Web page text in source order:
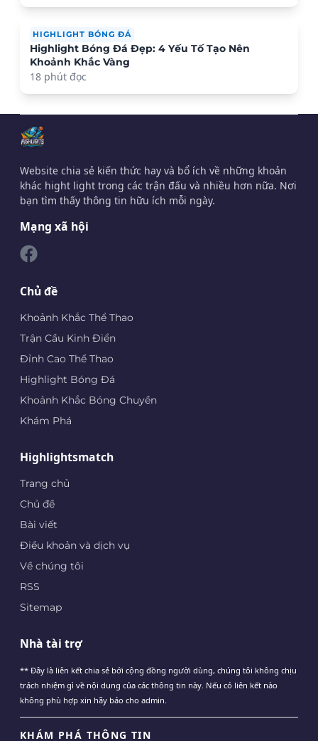
HIGHLIGHT BÓNG ĐÁ
Highlight Bóng Đá Đẹp: 4 Yếu Tố Tạo Nên
Khoảnh Khắc Vàng
18 phút đọc
Website chia sẻ kiến thức hay và bổ ích về những khoản
khác hight light trong các trận đấu và nhiều hơn nữa. Nơi
bạn tìm thấy thông tin hữu ích mỗi ngày.
Mạng xã hội
Chủ đề
Khoảnh Khắc Thể Thao
Trận Cầu Kinh Điển
Đỉnh Cao Thể Thao
Highlight Bóng Đá
Khoảnh Khắc Bóng Chuyền
Khám Phá
Highlightsmatch
Trang chủ
Chủ đề
Bài viết
Điều khoản và dịch vụ
Về chúng tôi
RSS
Sitemap
Nhà tài trợ
** Đây là liên kết chia sẻ bới cộng đồng người dùng, chúng tôi không chịu
trách nhiệm gì về nội dung của các thông tin này. Nếu có liên kết nào
không phù hợp xin hãy báo cho admin.
KHÁM PHÁ THÔNG TIN